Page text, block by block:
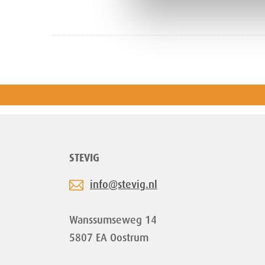
STEVIG
info@stevig.nl
Wanssumseweg 14
5807 EA Oostrum